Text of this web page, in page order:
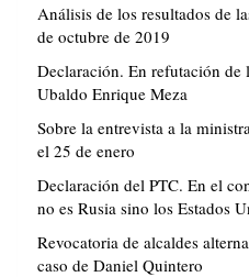
Análisis de los resultados de
de octubre de 2019
Declaración. En refutación de
Ubaldo Enrique Meza
Sobre la entrevista a la
el 25 de enero
Declaración del PTC. En el
no es Rusia sino los Estados
Revocatoria de alcaldes
caso de Daniel Quintero